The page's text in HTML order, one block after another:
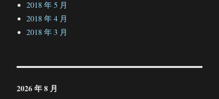
2018 年 5 月
2018 年 4 月
2018 年 3 月
2026 年 8 月